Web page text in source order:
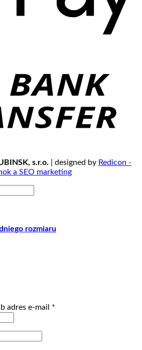
s.r.o. | designed by Redicon -
a SEO marketing
rozmiaru
adres e-mail *